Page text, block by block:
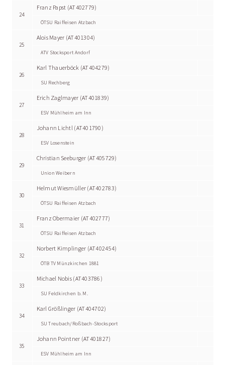
24
Franz Papst (AT402779)
ÖTSU Raiffeisen Atzbach
25
Alois Mayer (AT401304)
ATV Stocksport Andorf
26
Karl Thauerböck (AT404279)
SU Rechberg
27
Erich Zaglmayer (AT401839)
ESV Mühlheim am Inn
28
Johann Lichtl (AT401790)
ESV Losenstein
29
Christian Seeburger (AT405729)
Union Weibern
30
Helmut Wiesmüller (AT402783)
ÖTSU Raiffeisen Atzbach
31
Franz Obermaier (AT402777)
ÖTSU Raiffeisen Atzbach
32
Norbert Kimplinger (AT402454)
ÖTB TV Münzkirchen 1881
33
Michael Nobis (AT403786)
SU Feldkirchen b. M.
34
Karl Größlinger (AT404702)
SU Treubach/Roßbach-Stocksport
35
Johann Pointner (AT401827)
ESV Mühlheim am Inn